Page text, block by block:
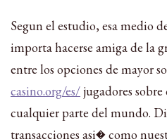
Segun el estudio, esa medio
importa hacerse amiga de la
entre los opciones de mayor
casino.org/es/jugadores
cualquier parte del mundo.
transacciones asi� como